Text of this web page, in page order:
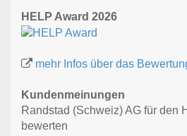
HELP Award 2026
mehr Infos über das
Kundenmeinungen
Randstad (Schweiz) AG für den
bewerten